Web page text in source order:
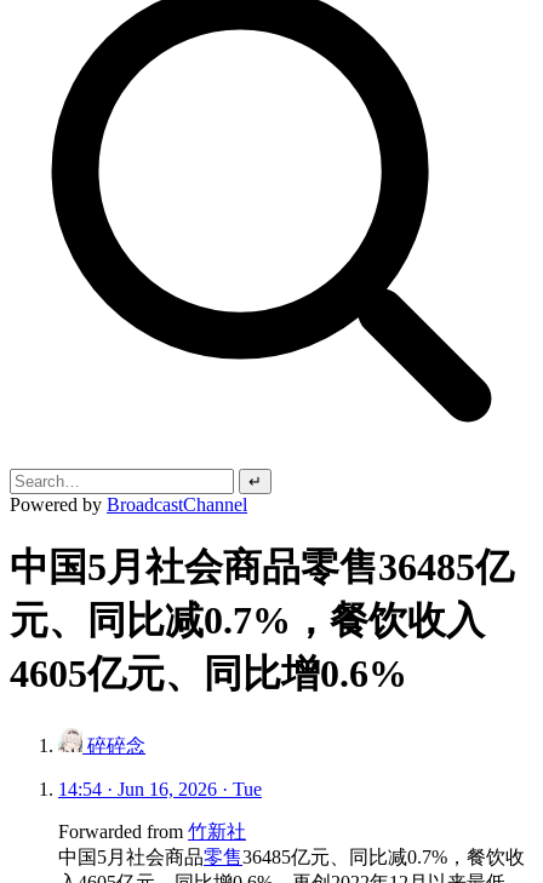
↵
Powered by BroadcastChannel
中国5月社会商品零售36485亿
元、同比减0.7%，餐饮收入
4605亿元、同比增0.6%
碎碎念
14:54 · Jun 16, 2026 · Tue
Forwarded from 竹新社
中国5月社会商品零售36485亿元、同比减0.7%，餐饮收